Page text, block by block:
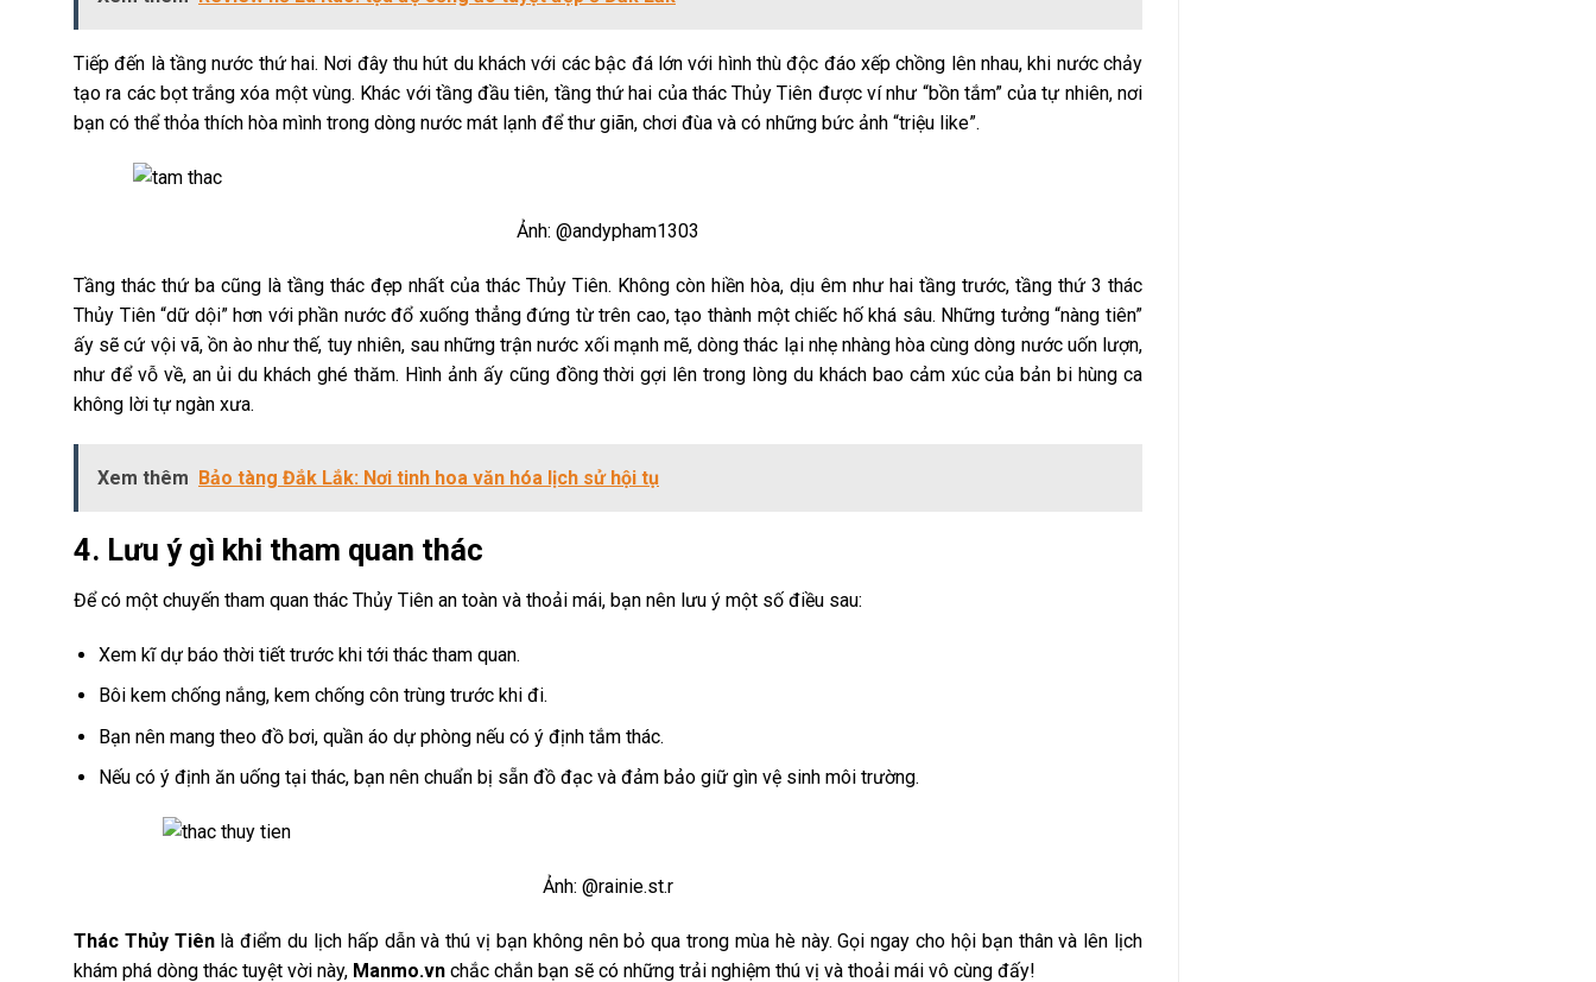
Tiếp đến là tầng nước thứ hai. Nơi đây thu hút du khách với các bậc đá lớn với hình thù độc đáo xếp chồng lên nhau, khi nước chảy
tạo ra các bọt trắng xóa một vùng. Khác với tầng đầu tiên, tầng thứ hai của thác Thủy Tiên được ví như “bồn tắm” của tự nhiên, nơi
bạn có thể thỏa thích hòa mình trong dòng nước mát lạnh để thư giãn, chơi đùa và có những bức ảnh “triệu like”.
Ảnh: @andypham1303
Tầng thác thứ ba cũng là tầng thác đẹp nhất của thác Thủy Tiên. Không còn hiền hòa, dịu êm như hai tầng trước, tầng thứ 3 thác
Thủy Tiên “dữ dội” hơn với phần nước đổ xuống thẳng đứng từ trên cao, tạo thành một chiếc hố khá sâu. Những tưởng “nàng tiên”
ấy sẽ cứ vội vã, ồn ào như thế, tuy nhiên, sau những trận nước xối mạnh mẽ, dòng thác lại nhẹ nhàng hòa cùng dòng nước uốn lượn,
như để vỗ về, an ủi du khách ghé thăm. Hình ảnh ấy cũng đồng thời gợi lên trong lòng du khách bao cảm xúc của bản bi hùng ca
không lời tự ngàn xưa.
Xem thêm Bảo tàng Đắk Lắk: Nơi tinh hoa văn hóa lịch sử hội tụ
4. Lưu ý gì khi tham quan thác
Để có một chuyến tham quan thác Thủy Tiên an toàn và thoải mái, bạn nên lưu ý một số điều sau:
Xem kĩ dự báo thời tiết trước khi tới thác tham quan.
Bôi kem chống nắng, kem chống côn trùng trước khi đi.
Bạn nên mang theo đồ bơi, quần áo dự phòng nếu có ý định tắm thác.
Nếu có ý định ăn uống tại thác, bạn nên chuẩn bị sẵn đồ đạc và đảm bảo giữ gìn vệ sinh môi trường.
Ảnh: @rainie.st.r
Thác Thủy Tiênlà điểm du lịch hấp dẫn và thú vị bạn không nên bỏ qua trong mùa hè này. Gọi ngay cho hội bạn thân và lên lịch
khám phá dòng thác tuyệt vời này, Manmo.vn chắc chắn bạn sẽ có những trải nghiệm thú vị và thoải mái vô cùng đấy!